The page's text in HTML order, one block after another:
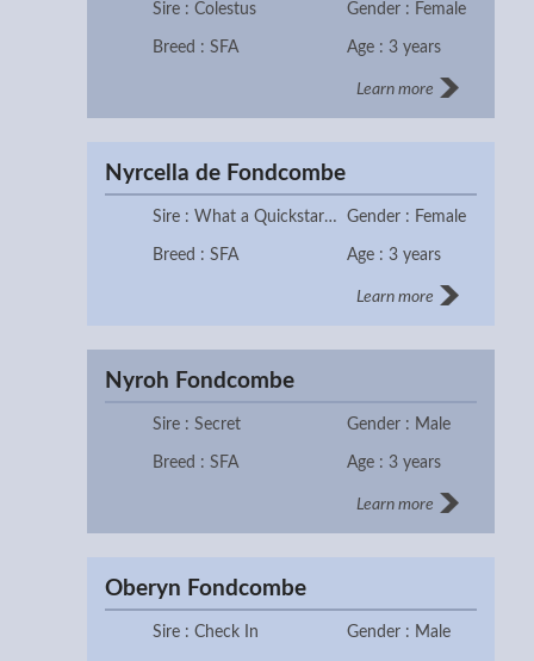
Sire : Colestus Gender : Female
Breed : SFA Age : 3 years
Learn more
Nyrcella de Fondcombe
Sire : What a Quickstar R (alias Big Star) Gender : Female
Breed : SFA Age : 3 years
Learn more
Nyroh Fondcombe
Sire : Secret Gender : Male
Breed : SFA Age : 3 years
Learn more
Oberyn Fondcombe
Sire : Check In Gender : Male